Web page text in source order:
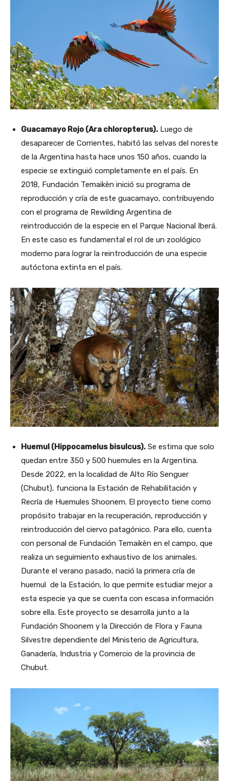
Guacamayo Rojo (Ara chloropterus). Luego de
desaparecer de Corrientes, habitó las selvas del noreste
de la Argentina hasta hace unos 150 años, cuando la
especie se extinguió completamente en el país. En
2018, Fundación Temaikèn inició su programa de
reproducción y cría de este guacamayo, contribuyendo
con el programa de Rewilding Argentina de
reintroducción de la especie en el Parque Nacional Iberá.
En este caso es fundamental el rol de un zoológico
moderno para lograr la reintroducción de una especie
autóctona extinta en el país.
Huemul (Hippocamelus bisulcus). Se estima que solo
quedan entre 350 y 500 huemules en la Argentina.
Desde 2022, en la localidad de Alto Río Senguer
(Chubut), funciona la Estación de Rehabilitación y
Recría de Huemules Shoonem. El proyecto tiene como
propósito trabajar en la recuperación, reproducción y
reintroducción del ciervo patagónico. Para ello, cuenta
con personal de Fundación Temaikèn en el campo, que
realiza un seguimiento exhaustivo de los animales.
Durante el verano pasado, nació la primera cría de
huemul de la Estación, lo que permite estudiar mejor a
esta especie ya que se cuenta con escasa información
sobre ella. Este proyecto se desarrolla junto a la
Fundación Shoonem y la Dirección de Flora y Fauna
Silvestre dependiente del Ministerio de Agricultura,
Ganadería, Industria y Comercio de la provincia de
Chubut.